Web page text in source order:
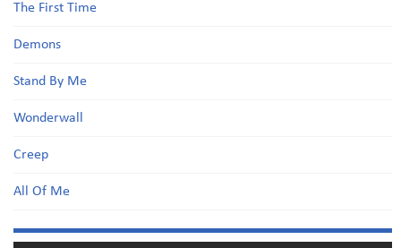
The First Time
Demons
Stand By Me
Wonderwall
Creep
All Of Me